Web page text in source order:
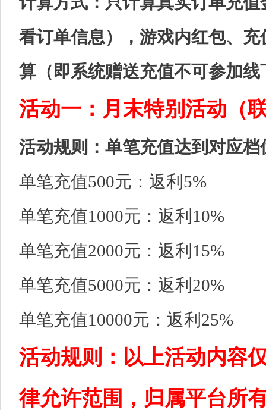
看订单信息），游戏内红包、
算（即系统赠送充值不可参加线
活动一：月末特别活动（
活动规则：单笔充值达到对应
单笔充值500元：返利5%
单笔充值1000元：返利10%
单笔充值2000元：返利15%
单笔充值5000元：返利20%
单笔充值10000元：返利25%
活动规则：以上活动内容
律允许范围，归属平台所